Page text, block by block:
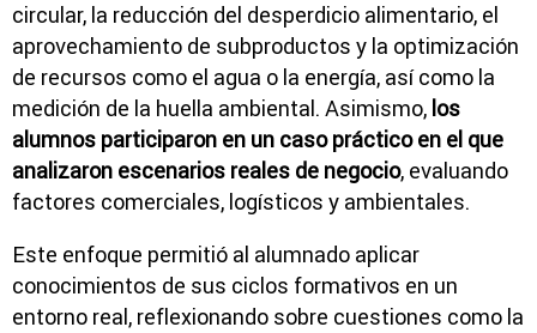
circular, la reducción del desperdicio alimentario, el
aprovechamiento de subproductos y la optimización
de recursos como el agua o la energía, así como la
medición de la huella ambiental. Asimismo, los
alumnos participaron en un caso práctico en el que
analizaron escenarios reales de negocio, evaluando
factores comerciales, logísticos y ambientales.
Este enfoque permitió al alumnado aplicar
conocimientos de sus ciclos formativos en un
entorno real, reflexionando sobre cuestiones como la